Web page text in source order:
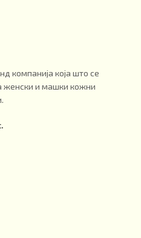
компанија која што се
женски и машки кожни